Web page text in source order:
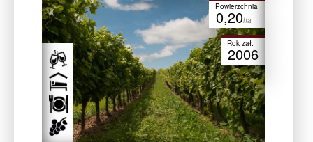
Powierzchnia
0,20ha
Rok zał.
2006